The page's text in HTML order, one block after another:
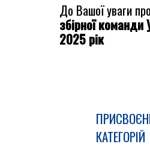
До Вашої уваги
збірної команди
2025 рік
КАТЕГОРІЙ